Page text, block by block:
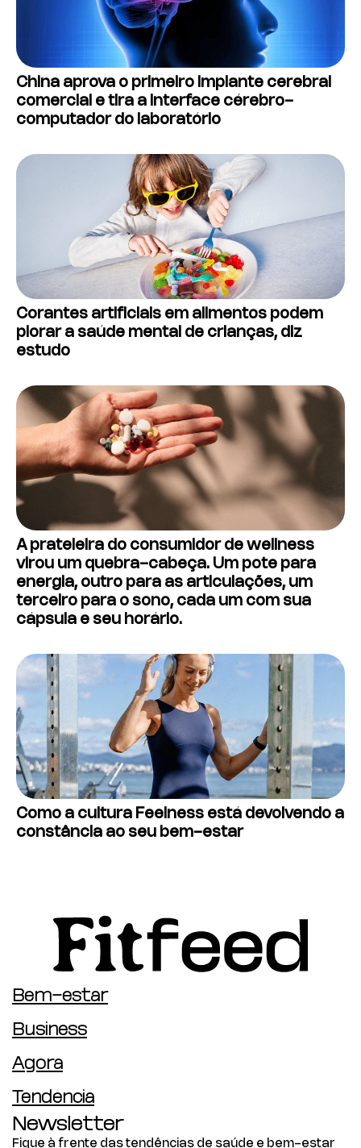
China aprova o primeiro implante cerebral
comercial e tira a interface cérebro-
computador do laboratório
Corantes artificiais em alimentos podem
piorar a saúde mental de crianças, diz
estudo
A prateleira do consumidor de wellness
virou um quebra-cabeça. Um pote para
energia, outro para as articulações, um
terceiro para o sono, cada um com sua
cápsula e seu horário.
Como a cultura Feelness está devolvendo a
constância ao seu bem-estar
Bem-estar
Business
Agora
Tendência
Newsletter
Fique à frente das tendências de saúde e bem-estar